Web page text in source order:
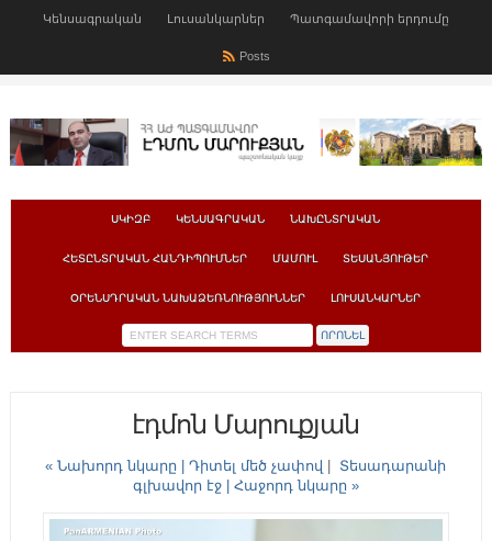
Կենսագրական Լուսանկարներ Պատգամավորի երդումը
Posts
ՍԿԻԶԲ ԿԵՆՍԱԳՐԱԿԱՆ ՆԱԽԸՆՏՐԱԿԱՆ
ՀԵՏԸՆՏՐԱԿԱՆ ՀԱՆԴԻՊՈՒՄՆԵՐ ՄԱՄՈՒԼ ՏԵՍԱՆՅՈՒԹԵՐ
ՕՐԵՆՍԴՐԱԿԱՆ ՆԱԽԱՁԵՌՆՈՒԹՅՈՒՆՆԵՐ ԼՈՒՍԱՆԿԱՐՆԵՐ
էդմոն Մարուքյան
« Նախորդ նկարը |Դիտել մեծ չափով
Տեսադարանի
գլխավոր էջ
| Հաջորդ նկարը »